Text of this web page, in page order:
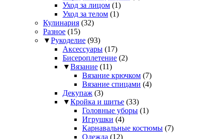
Уход за лицом (1)
Уход за телом (1)
Кулинария (32)
Разное (15)
▼Рукоделие (93)
Аксессуары (17)
Бисероплетение (2)
▼Вязание (11)
Вязание крючком (7)
Вязание спицами (4)
Декупаж (3)
▼Кройка и шитье (33)
Головные уборы (1)
Игрушки (4)
Карнавальные костюмы (7)
Одежда (12)